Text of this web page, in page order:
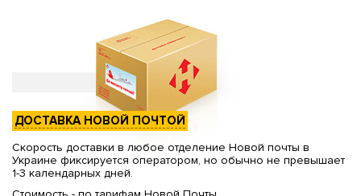
ДОСТАВКА НОВОЙ ПОЧТОЙ
Скорость доставки в любое отделение Новой почты в
Украине фиксируется оператором, но обычно не превышает
1-3 календарных дней.